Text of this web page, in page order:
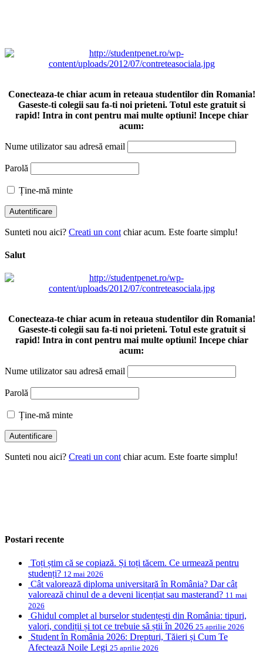
Conecteaza-te chiar acum in reteaua studentilor din Romania!
Gaseste-ti colegii sau fa-ti noi prieteni. Totul este gratuit si
rapid! Intra in cont pentru mai multe optiuni! Incepe chiar
acum:
Nume utilizator sau adresă email
Parolă
Ține-mă minte
Sunteti nou aici? Creati un cont chiar acum. Este foarte simplu!
Salut
Conecteaza-te chiar acum in reteaua studentilor din Romania!
Gaseste-ti colegii sau fa-ti noi prieteni. Totul este gratuit si
rapid! Intra in cont pentru mai multe optiuni! Incepe chiar
acum:
Nume utilizator sau adresă email
Parolă
Ține-mă minte
Sunteti nou aici? Creati un cont chiar acum. Este foarte simplu!
Postari recente
Toți știm că se copiază. Și toți tăcem. Ce urmează pentru
studenți? 12 mai 2026
Cât valorează diploma universitară în România? Dar cât
valorează chinul de a deveni licențiat sau masterand? 11 mai
2026
Ghidul complet al burselor studențești din România: tipuri,
valori, condiții și tot ce trebuie să știi în 2026 25 aprilie 2026
Student în România 2026: Drepturi, Tăieri și Cum Te
Afectează Noile Legi 25 aprilie 2026